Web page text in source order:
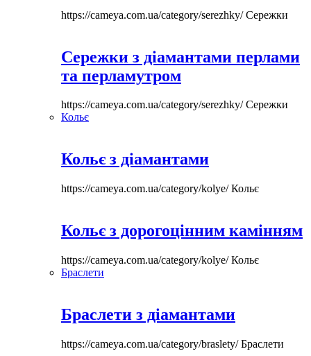
https://cameya.com.ua/category/serezhky/Сережки
Сережки з діамантами перлами
та перламутром
https://cameya.com.ua/category/serezhky/Сережки
Кольє
Кольє з діамантами
https://cameya.com.ua/category/kolye/Кольє
Кольє з дорогоцінним камінням
https://cameya.com.ua/category/kolye/Кольє
Браслети
Браслети з діамантами
https://cameya.com.ua/category/braslety/Браслети